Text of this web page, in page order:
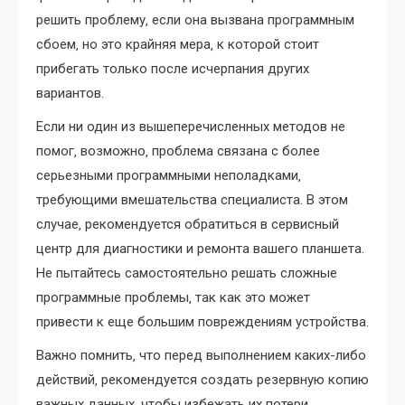
решить проблему‚ если она вызвана программным
сбоем‚ но это крайняя мера‚ к которой стоит
прибегать только после исчерпания других
вариантов.
Если ни один из вышеперечисленных методов не
помог‚ возможно‚ проблема связана с более
серьезными программными неполадками‚
требующими вмешательства специалиста. В этом
случае‚ рекомендуется обратиться в сервисный
центр для диагностики и ремонта вашего планшета.
Не пытайтесь самостоятельно решать сложные
программные проблемы‚ так как это может
привести к еще большим повреждениям устройства.
Важно помнить‚ что перед выполнением каких-либо
действий‚ рекомендуется создать резервную копию